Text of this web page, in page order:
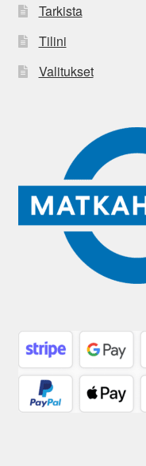
Tarkista
Tilini
Valitukset